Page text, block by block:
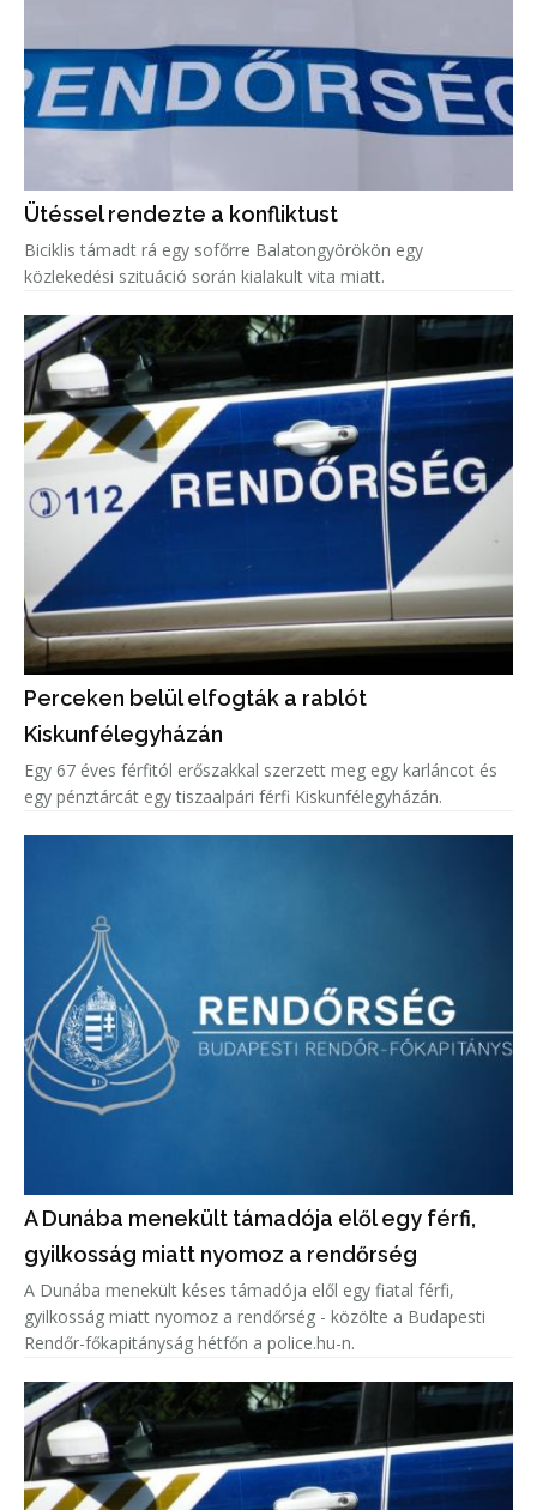
Ütéssel rendezte a konfliktust
Biciklis támadt rá egy sofőrre Balatongyörökön egy
közlekedési szituáció során kialakult vita miatt.
Perceken belül elfogták a rablót
Kiskunfélegyházán
Egy 67 éves férfitól erőszakkal szerzett meg egy karláncot és
egy pénztárcát egy tiszaalpári férfi Kiskunfélegyházán.
A Dunába menekült támadója elől egy férfi,
gyilkosság miatt nyomoz a rendőrség
A Dunába menekült késes támadója elől egy fiatal férfi,
gyilkosság miatt nyomoz a rendőrség - közölte a Budapesti
Rendőr-főkapitányság hétfőn a police.hu-n.